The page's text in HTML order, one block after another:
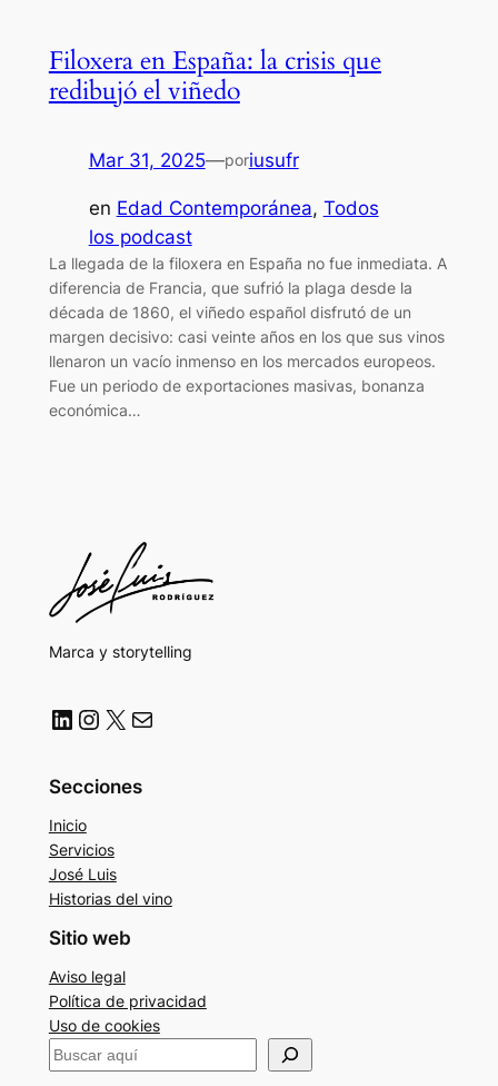
Filoxera en España: la crisis que
redibujó el viñedo
Mar 31, 2025—poriusufr
en Edad Contemporánea, Todos
los podcast
La llegada de la filoxera en España no fue inmediata. A
diferencia de Francia, que sufrió la plaga desde la
década de 1860, el viñedo español disfrutó de un
margen decisivo: casi veinte años en los que sus vinos
llenaron un vacío inmenso en los mercados europeos.
Fue un periodo de exportaciones masivas, bonanza
económica…
Marca y storytelling
LinkedIn Instagram X Correo electrónico
Secciones
Inicio
Servicios
José Luis
Historias del vino
Sitio web
Aviso legal
Política de privacidad
Uso de cookies
B